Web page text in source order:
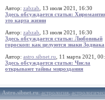
Автор: zabzab , 13 июля 2021, 16:30
Здесь обсуждается статья:
это карта жизни
Автор: zabzab , 13 июля 2021, 16:30
Здесь обсуждается статья: Любовный
гороскоп: как целуются знаки Зодиака
Автор: astro.sibnet.ru , 11 марта 2021,
Здесь обсуждается статья: Числа
открывают тайны мироздания
Astro.sibnet.ru:астрология,